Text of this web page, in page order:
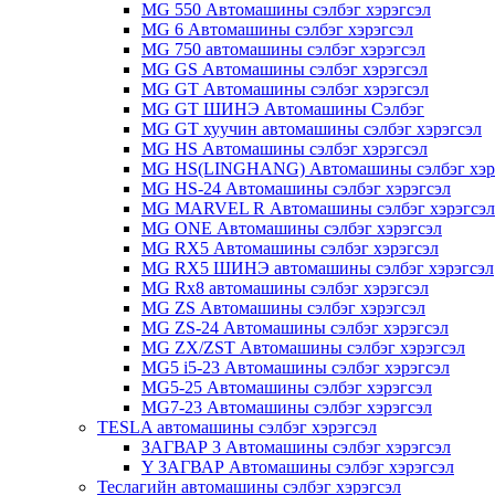
MG 550 Автомашины сэлбэг хэрэгсэл
MG 6 Автомашины сэлбэг хэрэгсэл
MG 750 автомашины сэлбэг хэрэгсэл
MG GS Автомашины сэлбэг хэрэгсэл
MG GT Автомашины сэлбэг хэрэгсэл
MG GT ШИНЭ Автомашины Сэлбэг
MG GT хуучин автомашины сэлбэг хэрэгсэл
MG HS Автомашины сэлбэг хэрэгсэл
MG HS(LINGHANG) Автомашины сэлбэг
MG HS-24 Автомашины сэлбэг хэрэгсэл
MG MARVEL R Автомашины сэлбэг хэрэгсэл
MG ONE Автомашины сэлбэг хэрэгсэл
MG RX5 Автомашины сэлбэг хэрэгсэл
MG RX5 ШИНЭ автомашины сэлбэг хэрэгсэл
MG Rx8 автомашины сэлбэг хэрэгсэл
MG ZS Автомашины сэлбэг хэрэгсэл
MG ZS-24 Автомашины сэлбэг хэрэгсэл
MG ZX/ZST Автомашины сэлбэг хэрэгсэл
MG5 i5-23 Автомашины сэлбэг хэрэгсэл
MG5-25 Автомашины сэлбэг хэрэгсэл
MG7-23 Автомашины сэлбэг хэрэгсэл
TESLA автомашины сэлбэг хэрэгсэл
ЗАГВАР 3 Автомашины сэлбэг хэрэгсэл
Y ЗАГВАР Автомашины сэлбэг хэрэгсэл
Теслагийн автомашины сэлбэг хэрэгсэл